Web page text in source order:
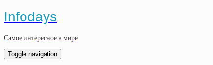
Infodays
Самое интересное в мире
Toggle navigation